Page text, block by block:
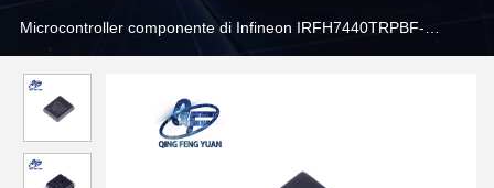
Microcontroller componente di Infineon IRFH7440TRPBF-